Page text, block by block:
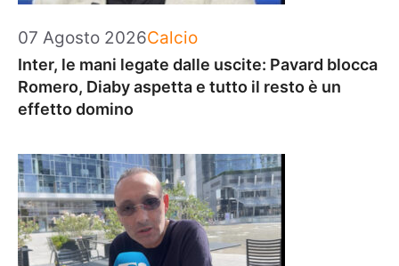
07 Agosto 2026Categorie
Calcio
Inter, le mani legate dalle uscite: Pavard blocca
Romero, Diaby aspetta e tutto il resto è un
effetto domino